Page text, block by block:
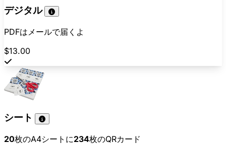
デジタル
PDFはメールで届くよ
$13.00
シート
20枚のA4シートに234枚のQRカード